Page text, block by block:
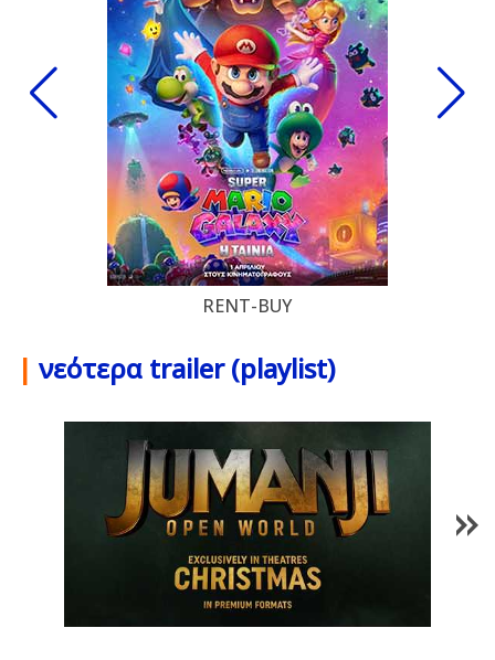
RENT-BUY
| νεότερα trailer (playlist)
1/85